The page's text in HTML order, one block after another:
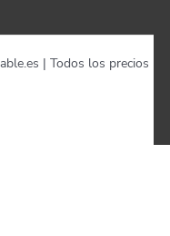
| Todos los precios